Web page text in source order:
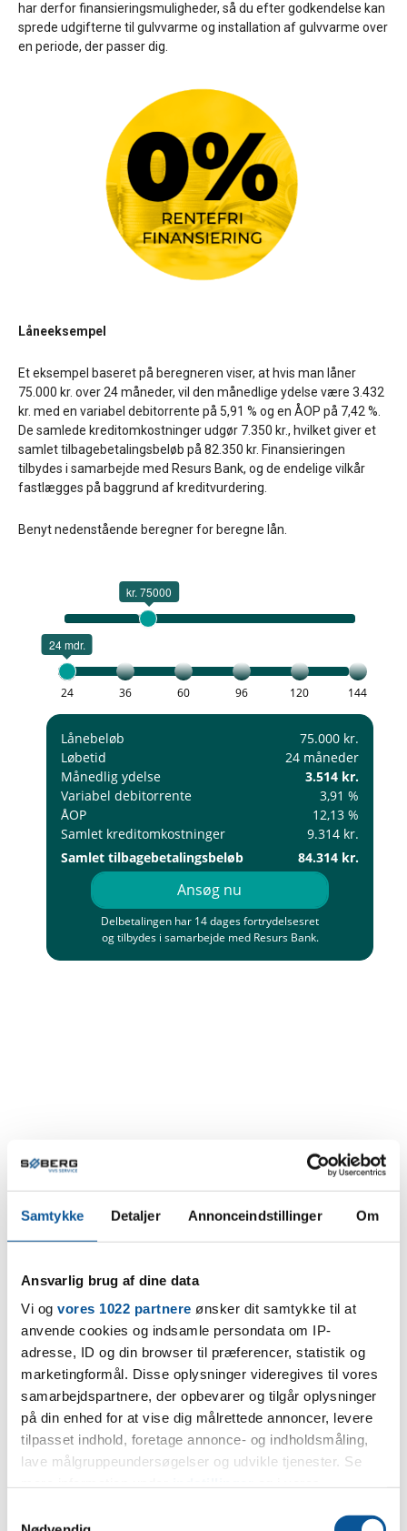
Samtykke Detaljer Annonceindstillinger Om
Ansvarlig brug af dine data
Vi og vores 1022 partnere ønsker dit samtykke til at
anvende cookies og indsamle persondata om IP-
adresse, ID og din browser til præferencer, statistik og
marketingformål. Disse oplysninger videregives til vores
samarbejdspartnere, der opbevarer og tilgår oplysninger
på din enhed for at vise dig målrettede annoncer, levere
tilpasset indhold, foretage annonce- og indholdsmåling,
lave målgruppeundersøgelser og udvikle tjenester. Se
tilbage eller ændre indstillinger fra vores
har derfor finansieringsmuligheder, så du efter godkendelse kan
sprede udgifterne til gulvvarme og installation af gulvvarme over
en periode, der passer dig.
Låneeksempel
Et eksempel baseret på beregneren viser, at hvis man låner
75.000 kr. over 24 måneder, vil den månedlige ydelse være 3.432
kr. med en variabel debitorrente på 5,91 % og en ÅOP på 7,42 %.
De samlede kreditomkostninger udgør 7.350 kr., hvilket giver et
samlet tilbagebetalingsbeløb på 82.350 kr. Finansieringen
tilbydes i samarbejde med Resurs Bank, og de endelige vilkår
fastlægges på baggrund af kreditvurdering.
Benyt nedenstående beregner for beregne lån.